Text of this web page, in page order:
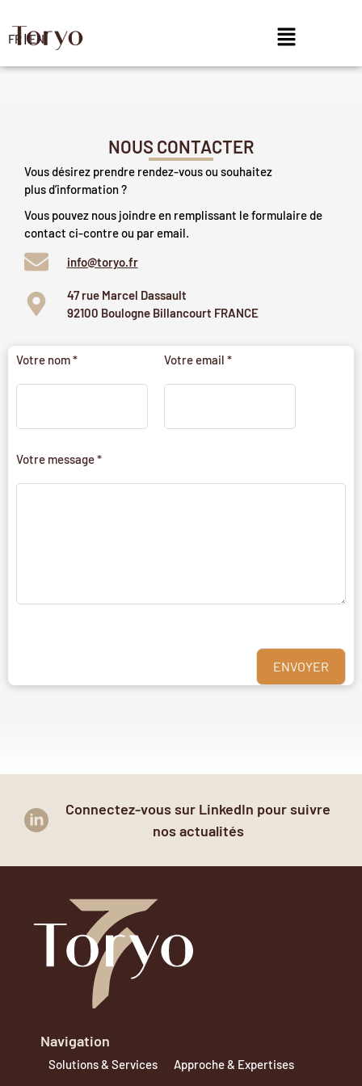
FR| EN
NOUS CONTACTER
Vous désirez prendre rendez-vous ou souhaitez
plus d’information ?
Vous pouvez nous joindre en remplissant le formulaire de
contact ci-contre ou par email.
info@toryo.fr
47 rue Marcel Dassault
92100 Boulogne Billancourt FRANCE
Votre nom * Votre email *
Votre message *
Connectez-vous sur LinkedIn pour suivre
nos actualités
Navigation
Solutions & Services
Approche & Expertises